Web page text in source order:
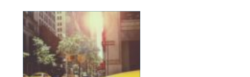
ceremoni i någon av
Håbo församlings kyrkor
eller ka...